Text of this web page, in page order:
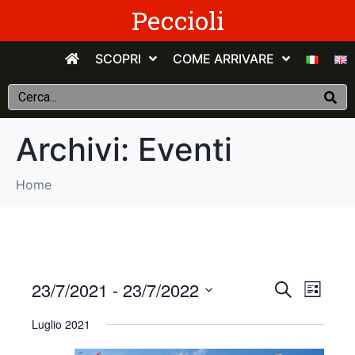
Peccioli
SCOPRI COME ARRIVARE
Archivi: Eventi
Home
E
v
C
r
a
E
e
E
e
23/7/2021 - 23/7/2022
e
Luglio 2021